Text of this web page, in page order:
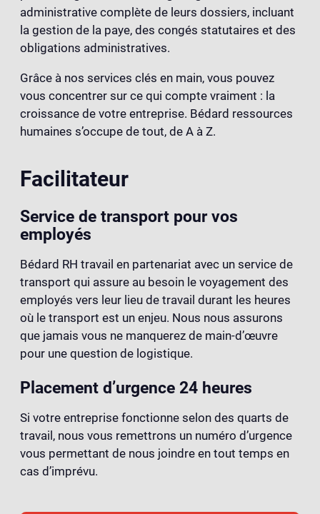
administrative complète de leurs dossiers, incluant
la gestion de la paye, des congés statutaires et des
obligations administratives.
Grâce à nos services clés en main, vous pouvez
vous concentrer sur ce qui compte vraiment : la
croissance de votre entreprise. Bédard ressources
humaines s’occupe de tout, de A à Z.
Facilitateur
Service de transport pour vos
employés
Bédard RH travail en partenariat avec un service de
transport qui assure au besoin le voyagement des
employés vers leur lieu de travail durant les heures
où le transport est un enjeu. Nous nous assurons
que jamais vous ne manquerez de main-d’œuvre
pour une question de logistique.
Placement d’urgence 24 heures
Si votre entreprise fonctionne selon des quarts de
travail, nous vous remettrons un numéro d’urgence
vous permettant de nous joindre en tout temps en
cas d’imprévu.